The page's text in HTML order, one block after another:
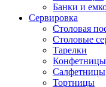
Банки и
Сервировка
Столовая
Столовые
Тарелки
Конфетницы
Салфетницы
Тортницы